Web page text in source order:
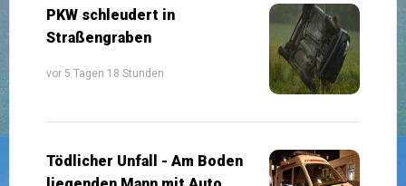
PKW schleudert in
Straßengraben
vor 5 Tagen 18 Stunden
Tödlicher Unfall - Am Boden